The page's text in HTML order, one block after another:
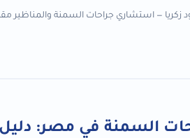
السمنة في مصر: